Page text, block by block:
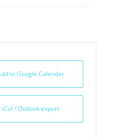
to Google Calendar
iCal / Outlook export